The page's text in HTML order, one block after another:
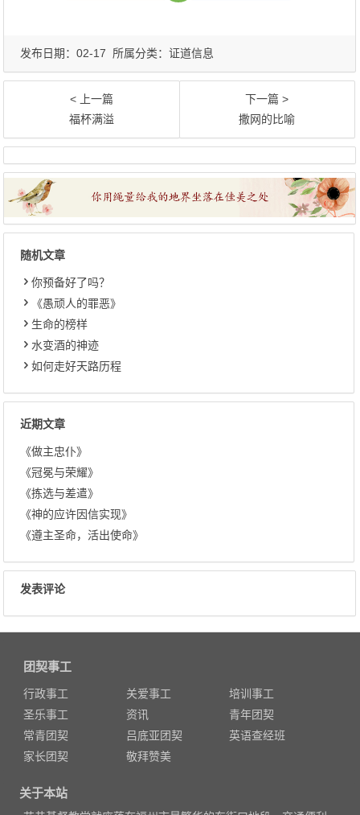
发布日期：02-17 所属分类：证道信息
< 上一篇
福杯满溢
下一篇 >
撒网的比喻
随机文章
你预备好了吗？
《愚顽人的罪恶》
生命的榜样
水变酒的神迹
如何走好天路历程
近期文章
《做主忠仆》
《冠冕与荣耀》
《拣选与差遣》
《神的应许因信实现》
《遵主圣命，活出使命》
发表评论
团契事工
行政事工 关爱事工
培训事工
圣乐事工
资讯
青年团契
常青团契
吕底亚团契
英语查经班
家长团契
敬拜赞美
关于本站